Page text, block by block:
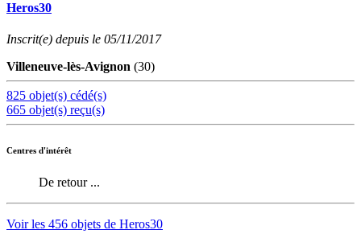
Heros30
Inscrit(e) depuis le 05/11/2017
Villeneuve-lès-Avignon (30)
825 objet(s) cédé(s)
665 objet(s) reçu(s)
Centres d'intérêt
De retour ...
Voir les 456 objets de Heros30